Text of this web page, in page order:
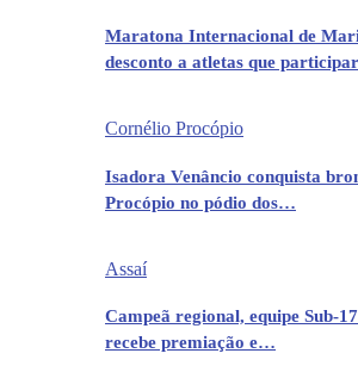
Maratona Internacional de
desconto a atletas que
Cornélio Procópio
Isadora Venâncio conquista
Procópio no pódio dos…
Assaí
Campeã regional, equipe Sub-
recebe premiação e…